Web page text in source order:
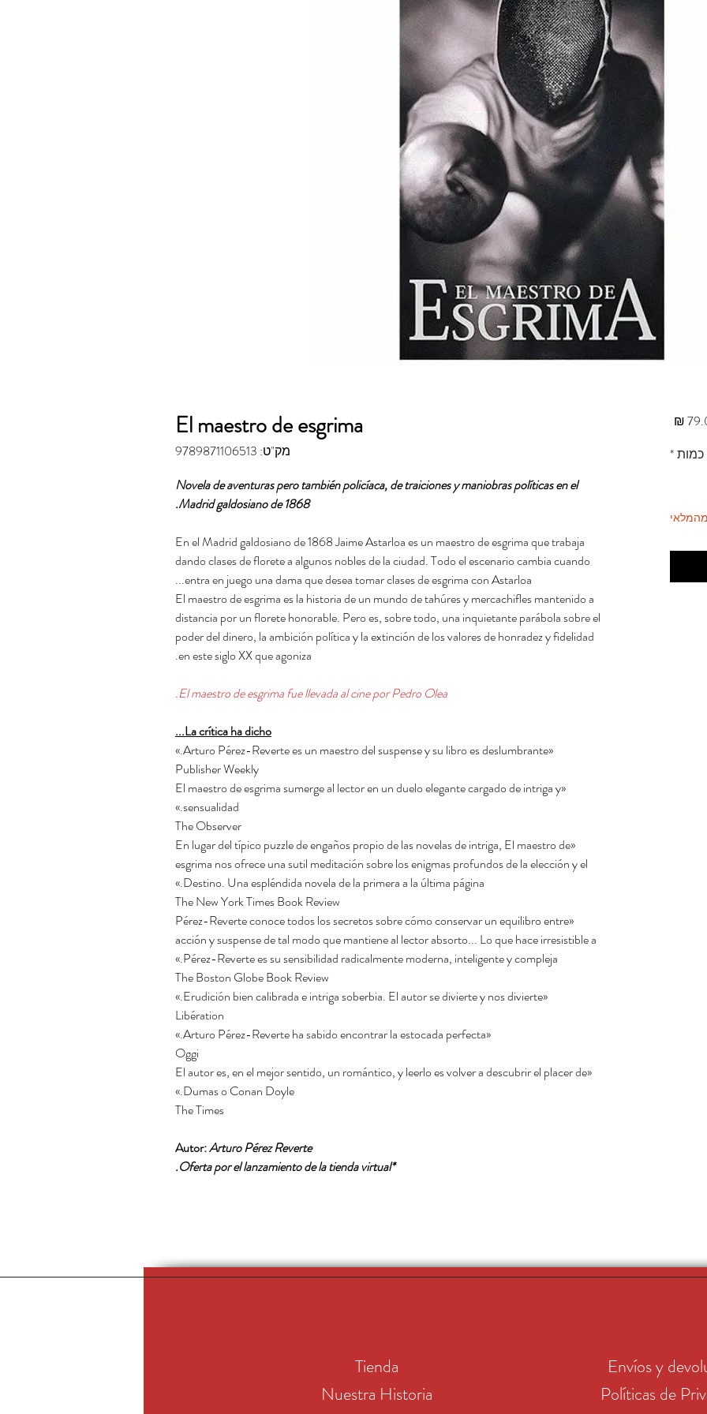
El maestro de esgrima
מק"ט: 9789871106513
Novela de aventuras pero también policíaca, de traiciones y maniobras políticas en el
Madrid galdosiano de 1868.
En el Madrid galdosiano de 1868 Jaime Astarloa es un maestro de esgrima que trabaja
dando clases de florete a algunos nobles de la ciudad. Todo el escenario cambia cuando
entra en juego una dama que desea tomar clases de esgrima con Astarloa...
El maestro de esgrima es la historia de un mundo de tahúres y mercachifles mantenido a
distancia por un florete honorable. Pero es, sobre todo, una inquietante parábola sobre el
poder del dinero, la ambición política y la extinción de los valores de honradez y fidelidad
en este siglo XX que agoniza.
El maestro de esgrima fue llevada al cine por Pedro Olea.
La crítica ha dicho...
«Arturo Pérez-Reverte es un maestro del suspense y su libro es deslumbrante.»
Publisher Weekly
«El maestro de esgrima sumerge al lector en un duelo elegante cargado de intriga y
sensualidad.»
The Observer
«En lugar del típico puzzle de engaños propio de las novelas de intriga, El maestro de
esgrima nos ofrece una sutil meditación sobre los enigmas profundos de la elección y el
Destino. Una espléndida novela de la primera a la última página.»
The New York Times Book Review
«Pérez-Reverte conoce todos los secretos sobre cómo conservar un equilibro entre
acción y suspense de tal modo que mantiene al lector absorto... Lo que hace irresistible a
Pérez-Reverte es su sensibilidad radicalmente moderna, inteligente y compleja.»
The Boston Globe Book Review
«Erudición bien calibrada e intriga soberbia. El autor se divierte y nos divierte.»
Libération
«Arturo Pérez-Reverte ha sabido encontrar la estocada perfecta.»
Oggi
«El autor es, en el mejor sentido, un romántico, y leerlo es volver a descubrir el placer de
Dumas o Conan Doyle.»
The Times
Autor:Arturo Pérez Reverte
*Oferta por el lanzamiento de la tienda virtual.
כמות*
Tienda
Nuestra Historia
Envíos y
Políticas de